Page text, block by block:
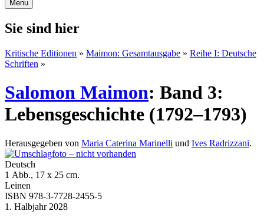
Menu
Sie sind hier
Kritische Editionen » Maimon: Gesamtausgabe » Reihe I: Deutsche
Schriften »
Salomon Maimon: Band 3:
Lebensgeschichte (1792–1793)
Herausgegeben von Maria Caterina Marinelli und Ives Radrizzani.
Deutsch
1 Abb., 17 x 25 cm.
Leinen
ISBN 978-3-7728-2455-5
1. Halbjahr 2028